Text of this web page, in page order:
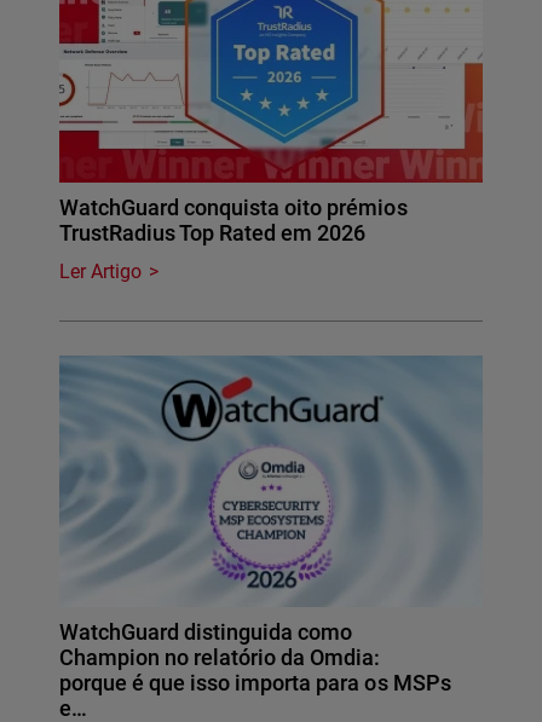
WatchGuard conquista oito prémios
TrustRadius Top Rated em 2026
Ler Artigo
WatchGuard distinguida como
Champion no relatório da Omdia:
porque é que isso importa para os MSPs
e…